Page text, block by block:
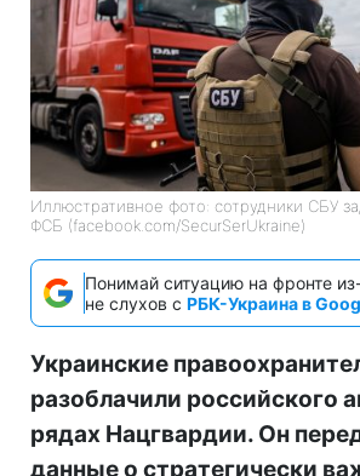
Иллюстративное фото: сотрудники СБУ
ФСБ (facebook.com/SecurSerUkraine)
Понимай ситуацию на фронте
не слухов с РБК-Украина в
Украинские
разоблачили российского
рядах Нацгвардии. Он
данные о стратегически